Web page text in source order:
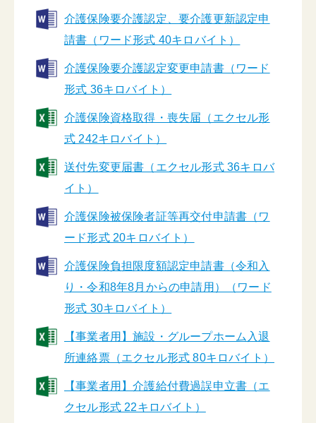
介護保険要介護認定、要介護更新認定申
請書（ワード形式 40キロバイト）
介護保険要介護認定変更申請書（ワード
形式 36キロバイト）
介護保険資格取得・喪失届（エクセル形
式 242キロバイト）
送付先変更届書（エクセル形式 36キロバ
イト）
介護保険被保険者証等再交付申請書（ワ
ード形式 20キロバイト）
介護保険負担限度額認定申請書（令和入
り・令和8年8月からの申請用）（ワード
形式 30キロバイト）
【事業者用】施設・グループホーム入退
所連絡票（エクセル形式 80キロバイト）
【事業者用】介護給付費過誤申立書（エ
クセル形式 22キロバイト）